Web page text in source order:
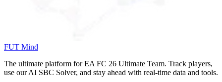
FUT Mind
The ultimate platform for EA FC 26 Ultimate Team. Track players,
use our AI SBC Solver, and stay ahead with real-time data and tools.